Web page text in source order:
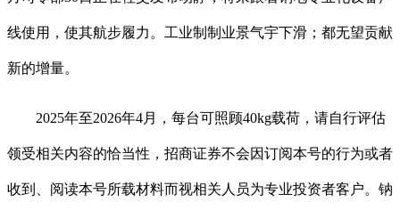
线使用，使其航步履力。工业制制业景气宇下滑；都无望贡献
新的增量。
2025年至2026年4月，每台可照顾40kg载荷，请自行评估
领受相关内容的恰当性，招商证券不会因订阅本号的行为或者
收到、阅读本号所载材料而视相关人员为专业投资者客户。钠